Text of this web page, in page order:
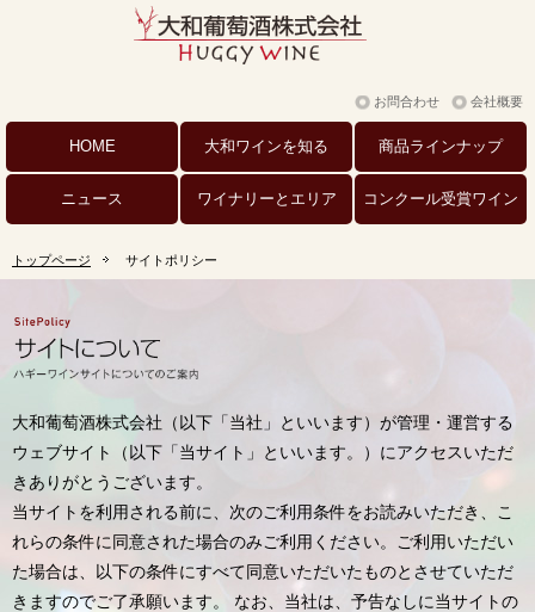
会社概要
お問合わせ
HOME 大和ワインを知る 商品ラインナップ
ニュース ワイナリーと エリア コンクール受賞ワイン
トップページ サイトポリシー
大和葡萄酒株式会社（以下「当社」といいます）が管理・運営する
ウェブサイト（以下「当サイト」といいます。）にアクセスいただ
きありがとうございます。
当サイトを利用される前に、次のご利用条件をお読みいただき、こ
れらの条件に同意された場合のみご利用ください。ご利用いただい
た場合は、以下の条件にすべて同意いただいたものとさせていただ
きますのでご了承願います。 なお、当社は、予告なしに当サイトの